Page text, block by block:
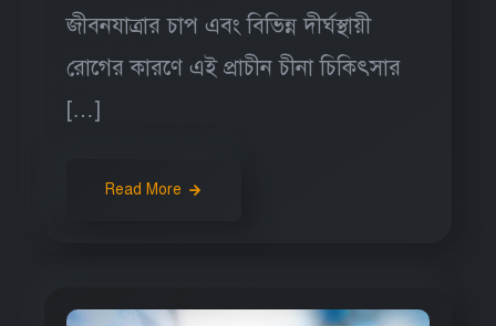
জীবনযাত্রার চাপ এবং বিভিন্ন দীর্ঘস্থায়ী
রোগের কারণে এই প্রাচীন চীনা চিকিৎসার
[…]
Read More